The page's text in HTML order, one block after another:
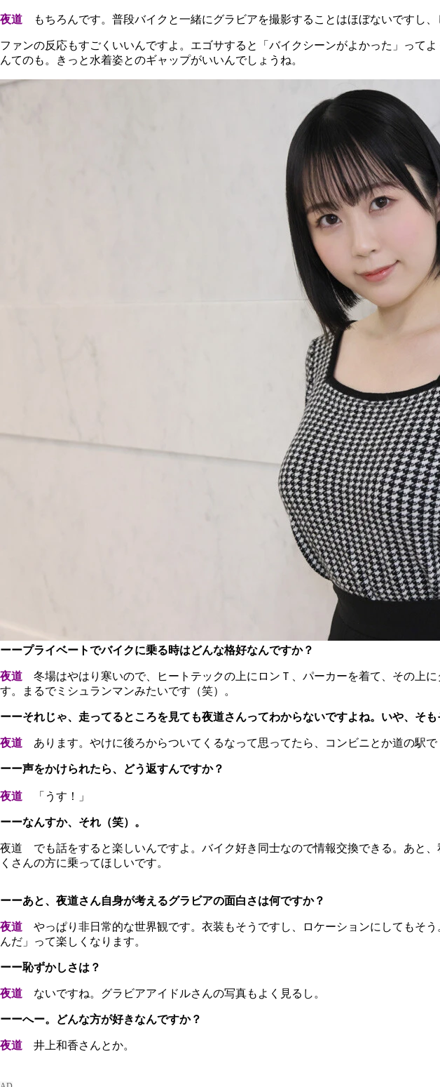
夜道 もちろんです。普段バイクと一緒にグラビアを撮影することはほぼないですし
ファンの反応もすごくいいんですよ。エゴサすると「バイクシーンがよかった」って
んてのも。きっと水着姿とのギャップがいいんでしょうね。
ーープライベートでバイクに乗る時はどんな格好なんですか？
夜道 冬場はやはり寒いので、ヒートテックの上にロンＴ、パーカーを着て、その上
す。まるでミシュランマンみたいです（笑）。
ーーそれじゃ、走ってるところを見ても夜道さんってわからないですよね。いや、そ
夜道 あります。やけに後ろからついてくるなって思ってたら、コンビニとか道の駅
ーー声をかけられたら、どう返すんですか？
夜道 「うす！」
ーーなんすか、それ（笑）。
夜道 でも話をすると楽しいんですよ。バイク好き同士なので情報交換できる。あと
くさんの方に乗ってほしいです。
ーーあと、夜道さん自身が考えるグラビアの面白さは何ですか？
夜道 やっぱり非日常的な世界観です。衣装もそうですし、ロケーションにしてもそ
んだ」って楽しくなります。
ーー恥ずかしさは？
夜道 ないですね。グラビアアイドルさんの写真もよく見るし。
ーーへー。どんな方が好きなんですか？
夜道 井上和香さんとか。